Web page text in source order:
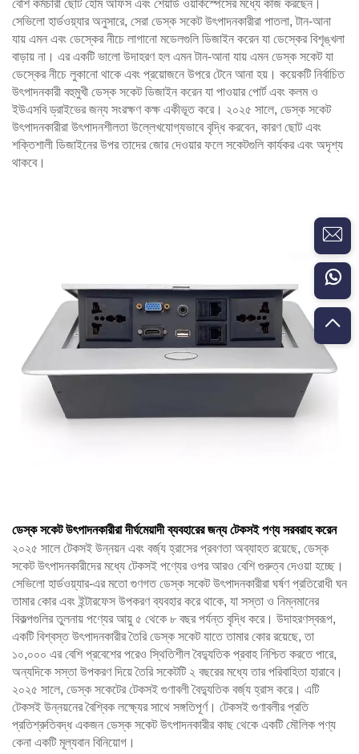
বেশি কর্মচারী ছোট হোম অফিস এবং শেয়ার্ড ওয়ার্কস্পেসের মধ্যে কাজ করছেন।
সেভিলো হার্ডওয়্যার অনুসারে, সেরা ডেস্ক সকেট উৎপাদনকারীরা পাতলা, টান-আনা
যায় এমন এবং ডেস্কের নীচে লাগানো মডেলগুলি ডিজাইন করেন যা ডেস্কের বিশৃঙ্খলা
বাড়ায় না। এর একটি ভালো উদাহরণ হল এমন টান-আনা যায় এমন ডেস্ক সকেট যা
ডেস্কের নীচে লুকানো থাকে এবং প্রয়োজনে উপরে টেনে আনা হয়। কয়েকটি নির্বাচিত
উৎপাদনকারী বহুমুখী ডেস্ক সকেট ডিজাইন করেন যা পাওয়ার পোর্ট এবং কলম ও
ইউএসবি ড্রাইভের জন্য সংরক্ষণ কক্ষ একীভূত করে। ২০২৫ সালে, ডেস্ক সকেট
উৎপাদনকারীরা উৎপাদনশীলতা উল্লেখযোগ্যভাবে বৃদ্ধি করবেন, কারণ ছোট এবং
শক্তিশালী ডিজাইনের উপর তাদের জোর দেওয়ার ফলে সকেটগুলি কার্যকর এবং অদৃশ্য
থাকবে।
ডেস্ক সকেট উৎপাদনকারীরা দীর্ঘমেয়াদী ব্যবহারের জন্য টেকসই পণ্য সরবরাহ করেন
২০২৫ সালে টেকসই উন্নয়ন এবং বর্জ্য হ্রাসের প্রবণতা অব্যাহত রয়েছে, ডেস্ক
সকেট উৎপাদনকারীদের মধ্যে টেকসই পণ্যের ওপর আরও বেশি গুরুত্ব দেওয়া হচ্ছে।
সেভিলো হার্ডওয়্যার-এর মতো গুণগত ডেস্ক সকেট উৎপাদনকারীরা ঘর্ষণ প্রতিরোধী ঘন
তামার কোর এবং ইন্টারফেস উপকরণ ব্যবহার করে থাকে, যা সস্তা ও নিম্নমানের
বিকল্পগুলির তুলনায় পণ্যের আয়ু ৫ থেকে ৮ বছর পর্যন্ত বৃদ্ধি করে। উদাহরণস্বরূপ,
একটি বিশ্বস্ত উৎপাদনকারীর তৈরি ডেস্ক সকেট যাতে তামার কোর রয়েছে, তা
১০,০০০ এর বেশি প্রবেশের পরেও স্থিতিশীল বৈদ্যুতিক প্রবাহ নিশ্চিত করতে পারে,
অন্যদিকে সস্তা উপকরণ দিয়ে তৈরি সকেটটি ২ বছরের মধ্যে তার পরিবাহিতা হারাবে।
২০২৫ সালে, ডেস্ক সকেটের টেকসই গুণাবলী বৈদ্যুতিক বর্জ্য হ্রাস করে। এটি
টেকসই উন্নয়নের বৈশ্বিক লক্ষ্যের সাথে সঙ্গতিপূর্ণ। টেকসই গুণাবলীর প্রতি
প্রতিশ্রুতিবদ্ধ একজন ডেস্ক সকেট উৎপাদনকারীর কাছ থেকে একটি মৌলিক পণ্য
কেনা একটি মূল্যবান বিনিয়োগ।